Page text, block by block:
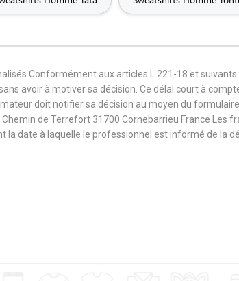
Conformément aux articles L.221-18 et
avoir à motiver sa décision. Ce délai court à
doit notifier sa décision au moyen du
Chemin de Terrefort 31700 Cornebarrieu France
la date à laquelle le professionnel est informé de la